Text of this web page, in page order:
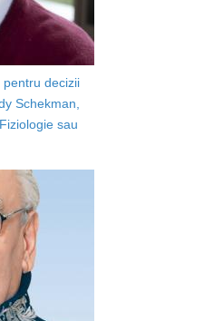
decizii
Schekman,
sau